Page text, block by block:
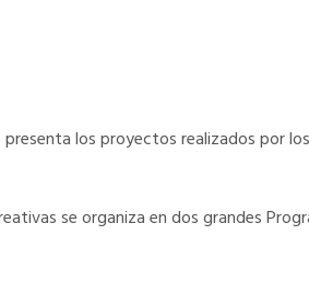
los proyectos realizados por
se organiza en dos grandes